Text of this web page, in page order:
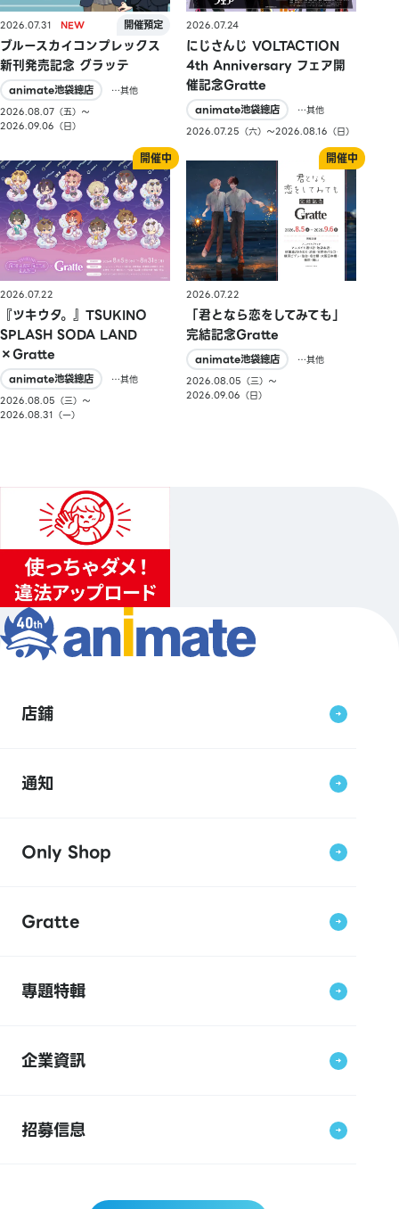
2026.07.31
ブルースカイコンプレックス
新刊発売記念 グラッテ
animate池袋總店
…其他
2026.08.07（五）〜
2026.09.06（日）
2026.07.24
にじさんじ VOLTACTION
4th Anniversary フェア開
催記念Gratte
animate池袋總店
…其他
2026.07.25（六）〜2026.08.16（日）
2026.07.22
『ツキウタ。』TSUKINO
SPLASH SODA LAND
×Gratte
animate池袋總店
…其他
2026.08.05（三）〜
2026.08.31（一）
2026.07.22
「君となら恋をしてみても」
完結記念Gratte
animate池袋總店
…其他
2026.08.05（三）〜
2026.09.06（日）
店鋪
通知
Only Shop
Gratte
專題特輯
企業資訊
招募信息